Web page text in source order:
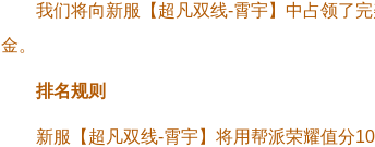
我们将向新服【超凡双线-霄宇】中占领了
金。
排名规则
新服【超凡双线-霄宇】将用帮派荣耀值分